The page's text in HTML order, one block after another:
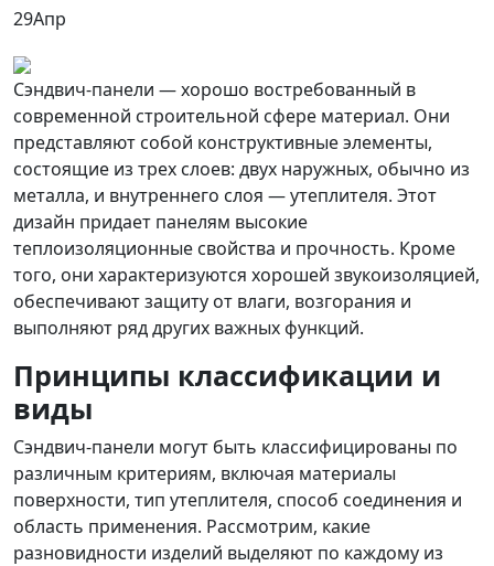
29Апр
Сэндвич-панели — хорошо востребованный в
современной строительной сфере материал. Они
представляют собой конструктивные элементы,
состоящие из трех слоев: двух наружных, обычно из
металла, и внутреннего слоя — утеплителя. Этот
дизайн придает панелям высокие
теплоизоляционные свойства и прочность. Кроме
того, они характеризуются хорошей звукоизоляцией,
обеспечивают защиту от влаги, возгорания и
выполняют ряд других важных функций.
Принципы классификации и
виды
Сэндвич-панели могут быть классифицированы по
различным критериям, включая материалы
поверхности, тип утеплителя, способ соединения и
область применения. Рассмотрим, какие
разновидности изделий выделяют по каждому из